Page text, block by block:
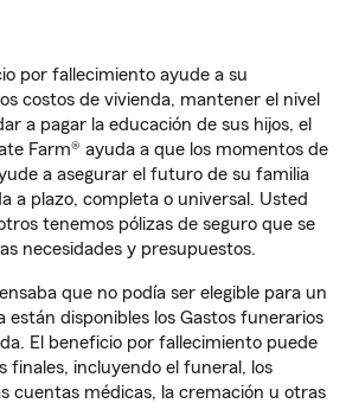
por fallecimiento ayude a su
costos de vivienda, mantener el nivel
a pagar la educación de sus hijos, el
Farm® ayuda a que los momentos de
a asegurar el futuro de su familia
a plazo, completa o universal. Usted
tenemos pólizas de seguro que se
necesidades y presupuestos.
que no podía ser elegible para un
están disponibles los Gastos funerarios
El beneficio por fallecimiento puede
finales, incluyendo el funeral, los
cuentas médicas, la cremación u otras